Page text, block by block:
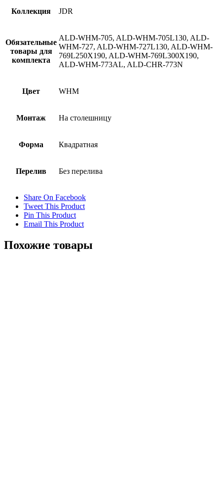
Коллекция JDR
Обязательные
товары для
комплекта
ALD-WHM-705, ALD-WHM-705L130, ALD-
WHM-727, ALD-WHM-727L130, ALD-WHM-
769L250X190, ALD-WHM-769L300X190,
ALD-WHM-773AL, ALD-CHR-773N
Цвет WHM
Монтаж На столешницу
Форма Квадратная
Перелив Без перелива
Share On Facebook
Tweet This Product
Pin This Product
Email This Product
Похожие товары